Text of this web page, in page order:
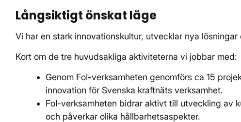
Långsiktigt önskat läge
Vi har en stark innovationskultur, utvecklar nya
Kort om de tre huvudsakliga aktiviteterna vi jobbar med:
Genom FoI-verksamheten genomförs ca 15
innovation för Svenska kraftnäts verksamhet.
FoI-verksamheten bidrar aktivt till utveckling av
och påverkar olika hållbarhetsaspekter.